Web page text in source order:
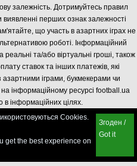
залежність. Дотримуйтесь правил
виявленні перших ознак залежності
що участь в азартних іграх не
роботі. Інформаційний
та/або віртуальні гроші, також
ставок та інших платежів, які
азартними іграми, букмекерами чи
інформаційному ресурсі football.ua
в інформаційних цілях.
Cookies.
get the best experience on
Згоден /
Got it